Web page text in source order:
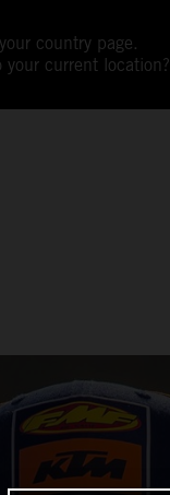
country page.
current location?